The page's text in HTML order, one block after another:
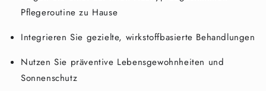
Pflegeroutine zu Hause
Integrieren Sie gezielte, wirkstoffbasierte Behandlungen
Nutzen Sie präventive Lebensgewohnheiten und
Sonnenschutz